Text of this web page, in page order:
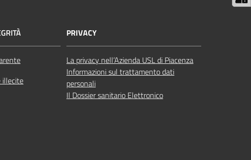
illecite
PRIVACY
La privacy nell’Azienda USL di Piacenza
Informazioni sul trattamento dati
personali
Il Dossier sanitario Elettronico